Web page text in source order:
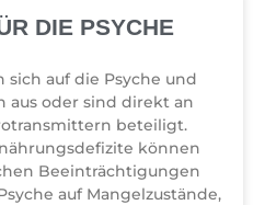
DIE PSYCHE
auf die Psyche und
aus oder sind direkt an
beteiligt.
können
Beeinträchtigungen
auf Mangelzustände,